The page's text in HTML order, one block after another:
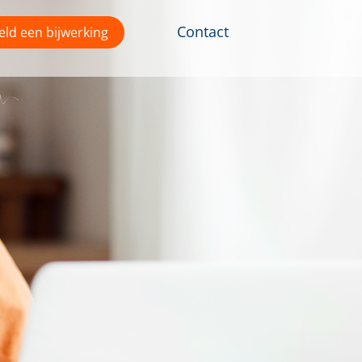
een bijwerking Contact